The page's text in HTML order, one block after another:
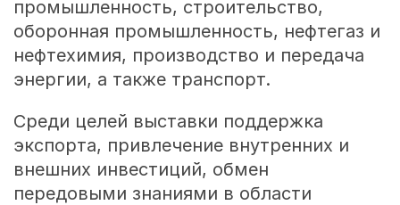
промышленность, строительство,
оборонная промышленность, нефтегаз и
нефтехимия, производство и передача
энергии, а также транспорт.
Среди целей выставки поддержка
экспорта, привлечение внутренних и
внешних инвестиций, обмен
передовыми знаниями в области